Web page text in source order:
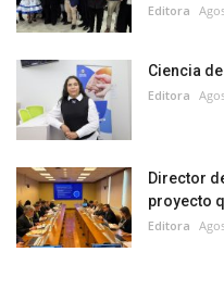
Editora
Ciencia
Editora
Director
proyecto
Editora